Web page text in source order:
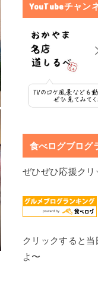
YouTubeチャン
食べログブログ
ぜひぜひ応援クリ
クリックすると
よ〜